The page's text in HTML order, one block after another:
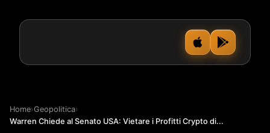
Home›Geopolitica›
Warren Chiede al Senato USA: Vietare i Profitti Crypto di...